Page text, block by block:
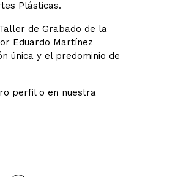
Plásticas.
de Grabado de la
Eduardo Martínez
única y el predominio de
perfil o en nuestra